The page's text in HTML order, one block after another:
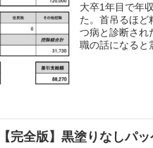
大卒1年目で年
た。首吊るほど
つ病と診断され
職の話になると
【完全版】黒塗りなしパ